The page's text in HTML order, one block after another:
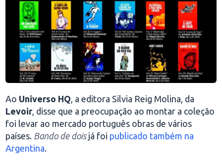
Ao Universo HQ , a editora Silvia Reig Molina, da
Levoir , disse que a preocupação ao montar a coleção
foi levar ao mercado português obras de vários
países. Bando de dois já foi publicado também na
Argentina.